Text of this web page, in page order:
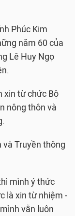
Phúc Kim
năm 60 của
Lê Huy Ngọ
xin từ chức Bộ
nông thôn và
và Truyền thông
mình ý thức
là xin từ nhiệm -
vẫn luôn